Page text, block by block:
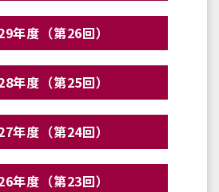
年度（第26回）
年度（第25回）
年度（第24回）
年度（第23回）